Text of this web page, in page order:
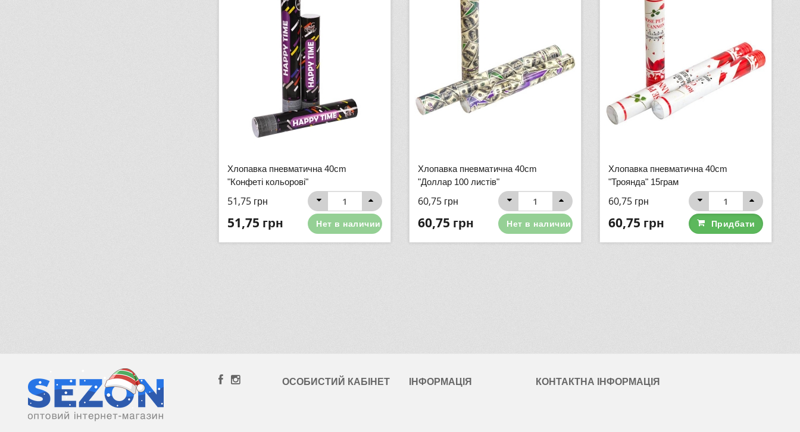
Хлопавка пневматична 40cm
"Конфеті кольорові"
51,75 грн
51,75 грн Нет в наличии
Хлопавка пневматична 40cm
"Доллар 100 листів"
60,75 грн
60,75 грн Нет в наличии
Хлопавка пневматична 40cm
"Троянда" 15грам
60,75 грн
60,75 грн Придбати
ОСОБИСТИЙ КАБІНЕТ ІНФОРМАЦІЯ КОНТАКТНА ІНФОРМАЦІЯ